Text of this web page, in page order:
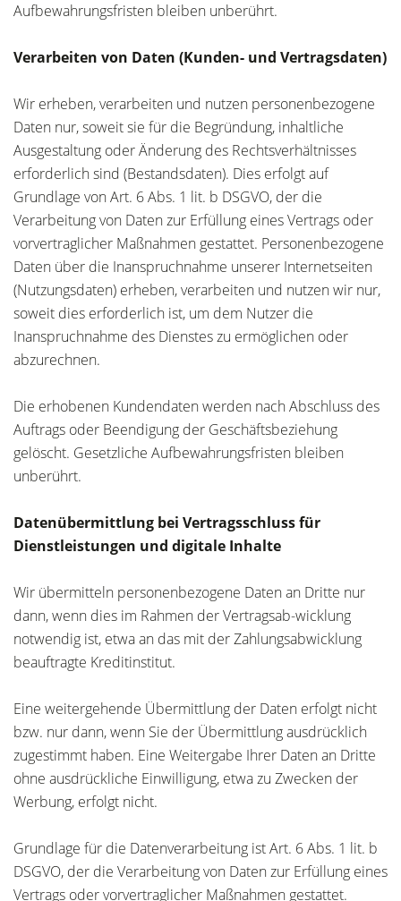
Aufbewahrungsfristen bleiben unberührt.
Verarbeiten von Daten (Kunden- und Vertragsdaten)
Wir erheben, verarbeiten und nutzen personenbezogene
Daten nur, soweit sie für die Begründung, inhaltliche
Ausgestaltung oder Änderung des Rechtsverhältnisses
erforderlich sind (Bestandsdaten). Dies erfolgt auf
Grundlage von Art. 6 Abs. 1 lit. b DSGVO, der die
Verarbeitung von Daten zur Erfüllung eines Vertrags oder
vorvertraglicher Maßnahmen gestattet. Personenbezogene
Daten über die Inanspruchnahme unserer Internetseiten
(Nutzungsdaten) erheben, verarbeiten und nutzen wir nur,
soweit dies erforderlich ist, um dem Nutzer die
Inanspruchnahme des Dienstes zu ermöglichen oder
abzurechnen.
Die erhobenen Kundendaten werden nach Abschluss des
Auftrags oder Beendigung der Geschäftsbeziehung
gelöscht. Gesetzliche Aufbewahrungsfristen bleiben
unberührt.
Datenübermittlung bei Vertragsschluss für
Dienstleistungen und digitale Inhalte
Wir übermitteln personenbezogene Daten an Dritte nur
dann, wenn dies im Rahmen der Vertragsab-wicklung
notwendig ist, etwa an das mit der Zahlungsabwicklung
beauftragte Kreditinstitut.
Eine weitergehende Übermittlung der Daten erfolgt nicht
bzw. nur dann, wenn Sie der Übermittlung ausdrücklich
zugestimmt haben. Eine Weitergabe Ihrer Daten an Dritte
ohne ausdrückliche Einwilligung, etwa zu Zwecken der
Werbung, erfolgt nicht.
Grundlage für die Datenverarbeitung ist Art. 6 Abs. 1 lit. b
DSGVO, der die Verarbeitung von Daten zur Erfüllung eines
Vertrags oder vorvertraglicher Maßnahmen gestattet.